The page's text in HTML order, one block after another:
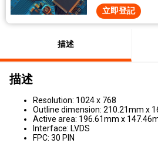
立即登記
描述
描述
Resolution: 1024 x 768
Outline dimension: 210.21mm x
Active area: 196.61mm x
Interface: LVDS
FPC: 30 PIN